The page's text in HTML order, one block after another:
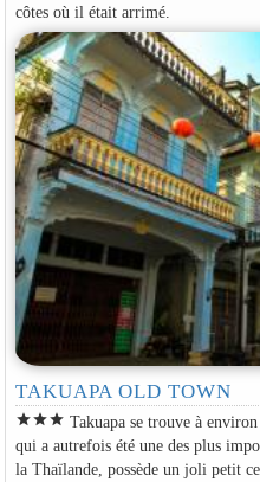
côtes où il était arrimé.
TAKUAPA OLD TOWN
starstarstar Takuapa se trouve à
qui a autrefois été une des plus
la Thaïlande, possède un joli petit